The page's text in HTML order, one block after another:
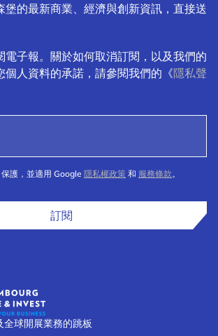
堡的最新商業、經濟與創新資訊，直接送
電子報。關於如何取消訂閱，以及我們的
個人資料的承諾，請參閱我們的《隱私聲
護，並適用 Google 隱私權政策 和 服務條款。
訂閱
球開展業務的跳板